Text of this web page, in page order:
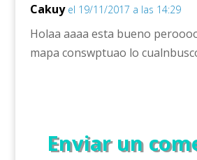
Cakuy el 19/11/2017 a las 14:29
Holaa aaaa esta bueno
mapa conswptuao lo
Enviar un